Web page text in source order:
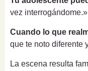
vez interrogándome.»
Cuando lo que
que te noto diferente
La escena resulta